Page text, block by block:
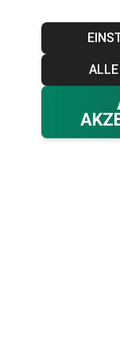
Tescoma Club
Einloggen